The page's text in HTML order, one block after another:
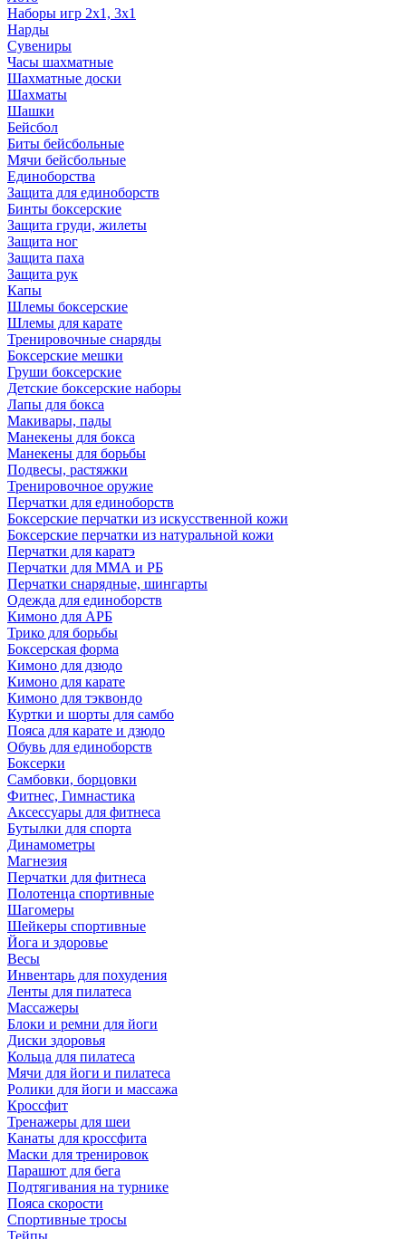
Наборы игр 2х1, 3х1
Нарды
Сувениры
Часы шахматные
Шахматные доски
Шахматы
Шашки
Бейсбол
Биты бейсбольные
Мячи бейсбольные
Единоборства
Защита для единоборств
Бинты боксерские
Защита груди, жилеты
Защита ног
Защита паха
Защита рук
Капы
Шлемы боксерские
Шлемы для карате
Тренировочные снаряды
Боксерские мешки
Груши боксерские
Детские боксерские наборы
Лапы для бокса
Макивары, пады
Манекены для бокса
Манекены для борьбы
Подвесы, растяжки
Тренировочное оружие
Перчатки для единоборств
Боксерские перчатки из искусственной кожи
Боксерские перчатки из натуральной кожи
Перчатки для каратэ
Перчатки для ММА и РБ
Перчатки снарядные, шингарты
Одежда для единоборств
Кимоно для АРБ
Трико для борьбы
Боксерская форма
Кимоно для дзюдо
Кимоно для карате
Кимоно для тэквондо
Куртки и шорты для самбо
Пояса для карате и дзюдо
Обувь для единоборств
Боксерки
Самбовки, борцовки
Фитнес, Гимнастика
Аксессуары для фитнеса
Бутылки для спорта
Динамометры
Магнезия
Перчатки для фитнеса
Полотенца спортивные
Шагомеры
Шейкеры спортивные
Йога и здоровье
Весы
Инвентарь для похудения
Ленты для пилатеса
Массажеры
Блоки и ремни для йоги
Диски здоровья
Кольца для пилатеса
Мячи для йоги и пилатеса
Ролики для йоги и массажа
Кроссфит
Тренажеры для шеи
Канаты для кроссфита
Маски для тренировок
Парашют для бега
Подтягивания на турнике
Пояса скорости
Спортивные тросы
Тейпы